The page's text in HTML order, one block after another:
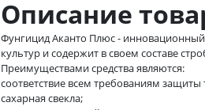
Описание
Фунгицид Аканто Плюс -
культур и содержит в своем составе
Преимуществами средства являются:
соответствие всем требованиям защиты
сахарная свекла;